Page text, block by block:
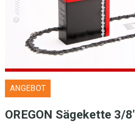
ANGEBOT
OREGON Sägekette 3/